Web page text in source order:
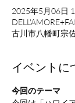
2025年5月06日
古川市八幡町宗
イベントに
今回のテーマ